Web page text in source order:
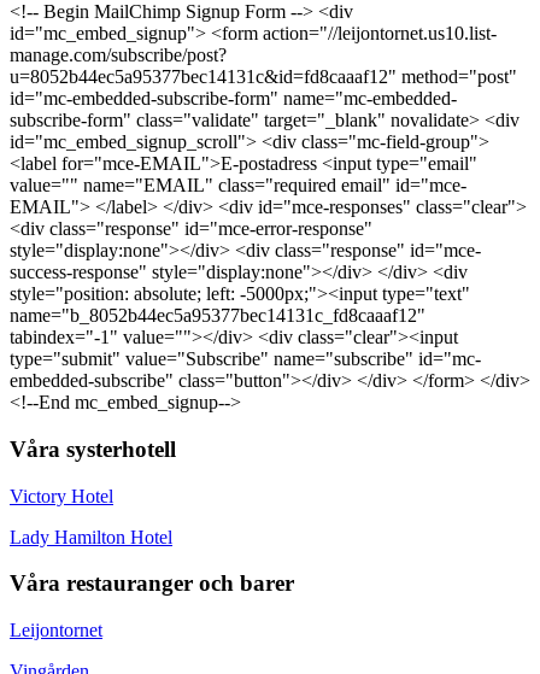
<!-- Begin MailChimp Signup Form --> <div
id="mc_embed_signup"> <form action="//leijontornet.us10.list-
manage.com/subscribe/post?
u=8052b44ec5a95377bec14131c&id=fd8caaaf12" method="post"
id="mc-embedded-subscribe-form" name="mc-embedded-
subscribe-form" class="validate" target="_blank" novalidate> <div
id="mc_embed_signup_scroll"> <div class="mc-field-group">
<label for="mce-EMAIL">E-postadress <input type="email"
value="" name="EMAIL" class="required email" id="mce-
EMAIL"> </label> </div> <div id="mce-responses" class="clear">
<div class="response" id="mce-error-response"
style="display:none"></div> <div class="response" id="mce-
success-response" style="display:none"></div> </div> <div
style="position: absolute; left: -5000px;"><input type="text"
name="b_8052b44ec5a95377bec14131c_fd8caaaf12"
tabindex="-1" value=""></div> <div class="clear"><input
type="submit" value="Subscribe" name="subscribe" id="mc-
embedded-subscribe" class="button"></div> </div> </form> </div>
<!--End mc_embed_signup-->
Våra systerhotell
Victory Hotel
Lady Hamilton Hotel
Våra restauranger och barer
Leijontornet